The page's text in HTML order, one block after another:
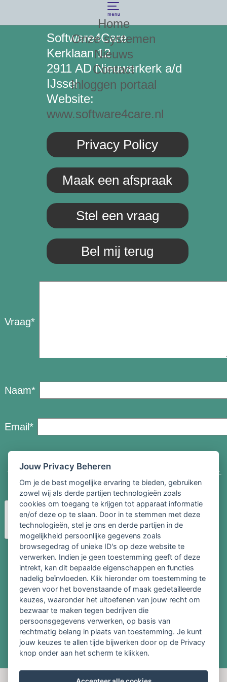
Wij gebruiken cookies en daarbij vergelijkbare
technieken om het gebruik van onze website te
verbeteren. Door verder gebruik te maken van
Home
Onze systemen
Nieuws
Contact
Inloggen portaal
Software4Care
Kerklaan 12
2911 AD Nieuwerkerk a/d
IJssel
Website:
www.software4care.nl
Privacy Policy
Maak een afspraak
Stel een vraag
Bel mij terug
Vraag*
Naam*
Email *
Door uw contactgegevens te verstrekken aan LogiTeam geeft u
toestemming dat een medewerker van LogiTeam contact met u opneemt.
Zie ook onzePrivacy Policy.
Hou me op de hoogte van relevante informatie over de
diensten en producten van LogiTeam.
-->
Jouw Privacy Beheren
Om je de best mogelijke ervaring te bieden, gebruiken
zowel wij als derde partijen technologieën zoals
cookies om toegang te krijgen tot apparaat informatie
en/of deze op te slaan. Door in te stemmen met deze
technologieën, stel je ons en derde partijen in de
mogelijkheid persoonlijke gegevens zoals
browsegedrag of unieke ID's op deze website te
verwerken. Indien je geen toestemming geeft of deze
intrekt, kan dit bepaalde eigenschappen en functies
nadelig beïnvloeden. Klik hieronder om toestemming te
geven voor het bovenstaande of maak gedetailleerde
keuzes, waaronder het uitoefenen van jouw recht om
bezwaar te maken tegen bedrijven die
persoonsgegevens verwerken, op basis van
rechtmatig belang in plaats van toestemming. Je kunt
jouw keuzes te allen tijde bijwerken door op de Privacy
knop onder aan het scherm te klikken.